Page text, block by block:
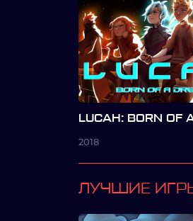
LUCAH: BORN OF
2018
ЛУЧШИЕ